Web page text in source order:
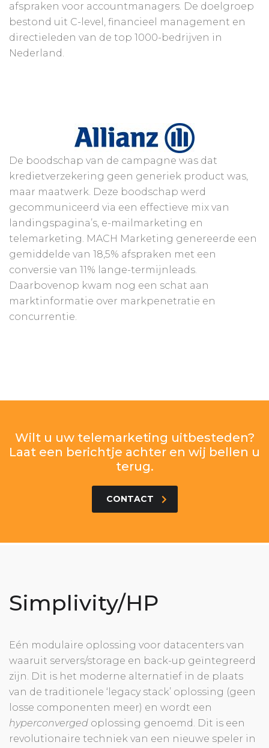
afspraken voor accountmanagers. De doelgroep
bestond uit C-level, financieel management en
directieleden van de top 1000-bedrijven in
Nederland.
De boodschap van de campagne was dat
kredietverzekering geen generiek product was,
maar maatwerk. Deze boodschap werd
gecommuniceerd via een effectieve mix van
landingspagina’s, e-mailmarketing en
telemarketing. MACH Marketing genereerde een
gemiddelde van 18,5% afspraken met een
conversie van 11% lange-termijnleads.
Daarbovenop kwam nog een schat aan
marktinformatie over markpenetratie en
concurrentie.
Wilt u uw telemarketing uitbesteden?
Laat een berichtje achter en wij bellen u
terug.
CONTACT
Simplivity/HP
Eén modulaire oplossing voor datacenters van
waaruit servers/storage en back-up geïntegreerd
zijn. Dit is het moderne alternatief in de plaats
van de traditionele ‘legacy stack’ oplossing (geen
losse componenten meer) en wordt een
hyperconverged oplossing genoemd. Dit is een
revolutionaire techniek van een nieuwe speler in